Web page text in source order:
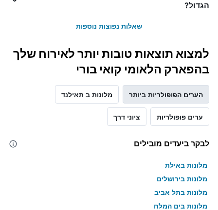
הגדול?
שאלות נפוצות נוספות
למצוא תוצאות טובות יותר לאירוח שלך
בהפארק הלאומי קואי בורי
הערים הפופולריות ביותר מלונות ב תאילנד
ערים פופולריות ציוני דרך
לבקר ביעדים מובילים
מלונות באילת
מלונות בירושלים
מלונות בתל אביב
מלונות בים המלח